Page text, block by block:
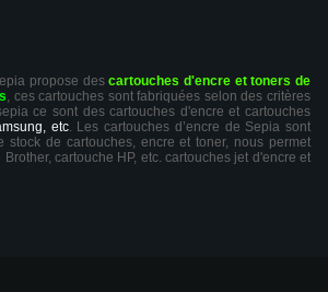
propose descartouches d'encre et toners de
, ces cartouches sont fabriquées selon des critères
ce sont des cartouches d'encre et cartouches
etc. Les cartouches d’encre de Sepia sont
de cartouches, encre et toner, nous permet
cartouche HP, etc. cartouches jet d'encre et